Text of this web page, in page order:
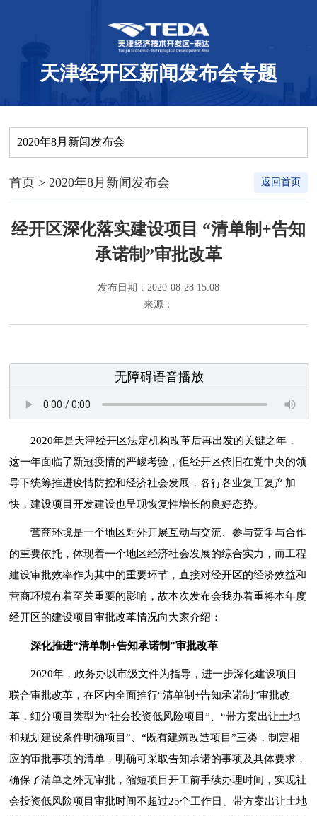
天津经开区新闻发布会专题
2020年8月新闻发布会
首页 > 2020年8月新闻发布会 返回首页
经开区深化落实建设项目 “清单制+告知
承诺制”审批改革
发布日期：2020-08-28 15:08
来源：
无障碍语音播放
2020年是天津经开区法定机构改革后再出发的关键之年，
这一年面临了新冠疫情的严峻考验，但经开区依旧在党中央的领
导下统筹推进疫情防控和经济社会发展，各行各业复工复产加
快，建设项目开发建设也呈现恢复性增长的良好态势。
营商环境是一个地区对外开展互动与交流、参与竞争与合作
的重要依托，体现着一个地区经济社会发展的综合实力，而工程
建设审批效率作为其中的重要环节，直接对经开区的经济效益和
营商环境有着至关重要的影响，故本次发布会我办着重将本年度
经开区的建设项目审批改革情况向大家介绍：
深化推进“清单制+告知承诺制”审批改革
2020年，政务办以市级文件为指导，进一步深化建设项目
联合审批改革，在区内全面推行“清单制+告知承诺制”审批改
革，细分项目类型为“社会投资低风险项目”、“带方案出让土地
和规划建设条件明确项目”、“既有建筑改造项目”三类，制定相
应的审批事项的清单，明确可采取告知承诺的事项及具体要求，
确保了清单之外无审批，缩短项目开工前手续办理时间，实现社
会投资低风险项目审批时间不超过25个工作日、带方案出让土地